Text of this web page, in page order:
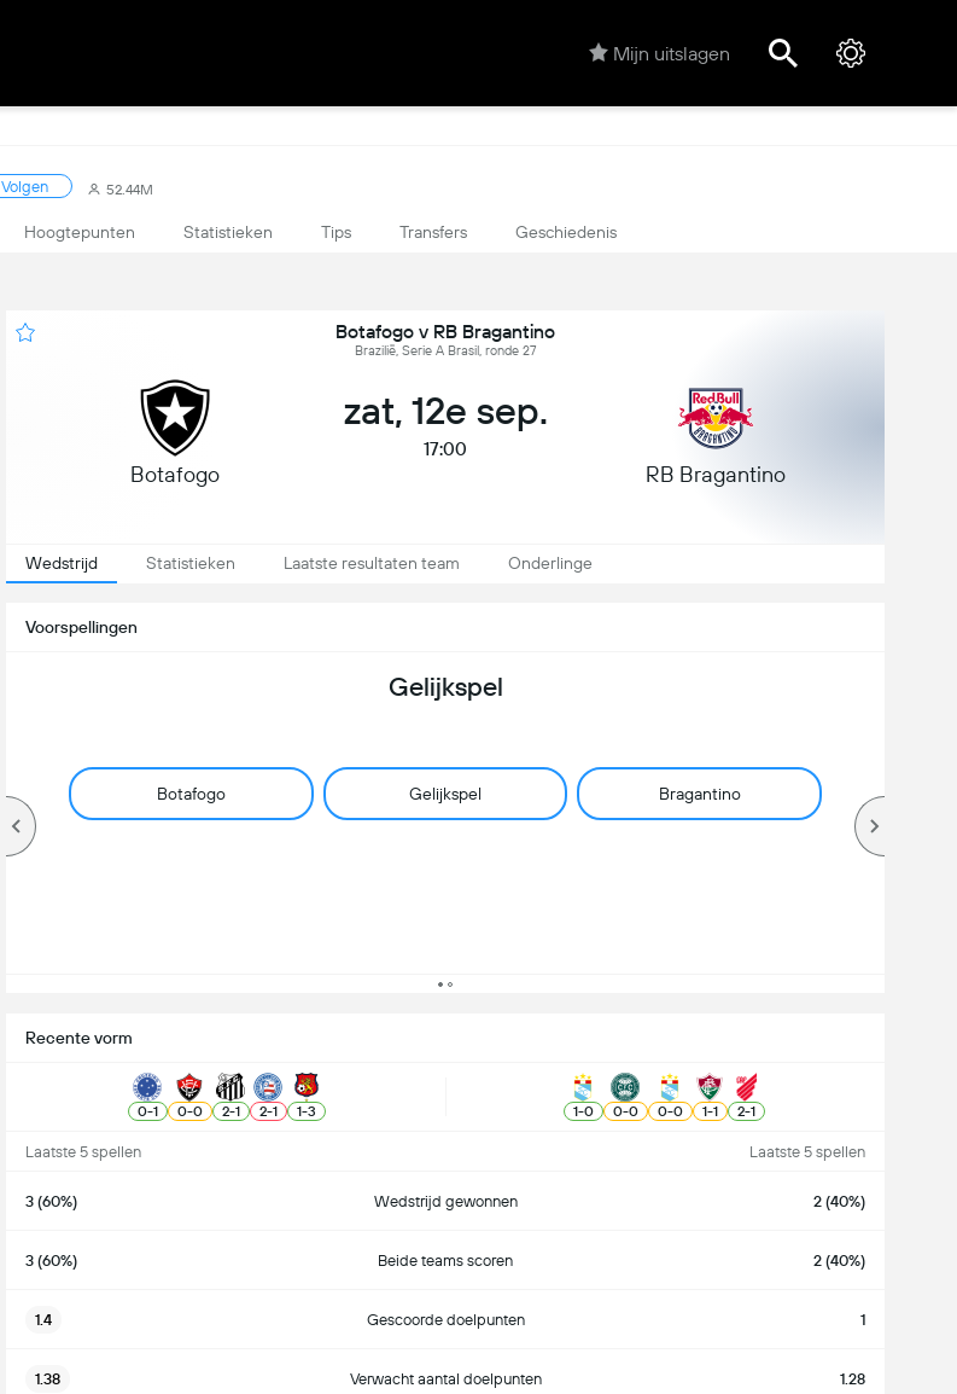
Mijn uitslagen
Volgen 52.44M
Hoogtepunten Statistieken Tips Transfers Geschiedenis
Botafogo v RB Bragantino
Brazilië, Serie A Brasil, ronde 27
Botafogo
zat, 12e sep.
17:00
RB Bragantino
Wedstrijd Statistieken Laatste resultaten team Onderlinge
Voorspellingen
Gelijkspel
Botafogo Gelijkspel Bragantino
Recente vorm
0-1 0-0 2-1 2-1 1-3 1-0 0-0 0-0 1-1 2-1
Laatste 5 spellen Laatste 5 spellen
3 (60%) Wedstrijd gewonnen 2 (40%)
3 (60%) Beide teams scoren 2 (40%)
1.4 Gescoorde doelpunten 1
1.38 Verwacht aantal doelpunten 1.28